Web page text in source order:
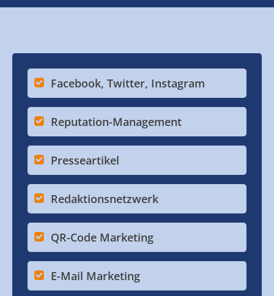
Facebook, Twitter, Instagram
Reputation-Management
Presseartikel
Redaktionsnetzwerk
QR-Code Marketing
E-Mail Marketing